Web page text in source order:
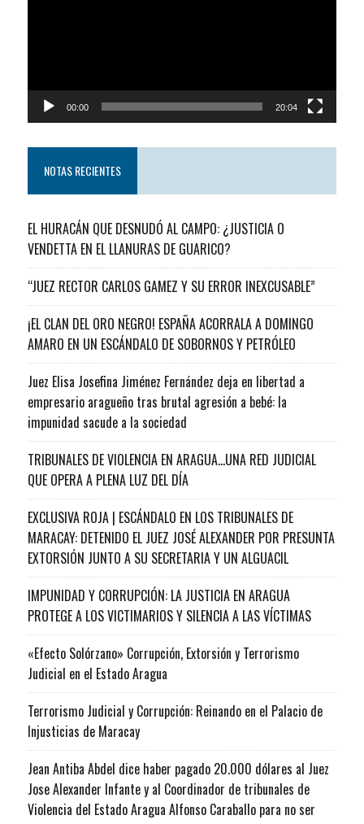
00:00 20:04
NOTAS RECIENTES
EL HURACÁN QUE DESNUDÓ AL CAMPO: ¿JUSTICIA O
VENDETTA EN EL LLANURAS DE GUARICO?
“JUEZ RECTOR CARLOS GAMEZ Y SU ERROR INEXCUSABLE”
¡EL CLAN DEL ORO NEGRO! ESPAÑA ACORRALA A DOMINGO
AMARO EN UN ESCÁNDALO DE SOBORNOS Y PETRÓLEO
Juez Elisa Josefina Jiménez Fernández deja en libertad a
empresario aragueño tras brutal agresión a bebé: la
impunidad sacude a la sociedad
TRIBUNALES DE VIOLENCIA EN ARAGUA…UNA RED JUDICIAL
QUE OPERA A PLENA LUZ DEL DÍA
EXCLUSIVA ROJA | ESCÁNDALO EN LOS TRIBUNALES DE
MARACAY: DETENIDO EL JUEZ JOSÉ ALEXANDER POR PRESUNTA
EXTORSIÓN JUNTO A SU SECRETARIA Y UN ALGUACIL
IMPUNIDAD Y CORRUPCIÓN: LA JUSTICIA EN ARAGUA
PROTEGE A LOS VICTIMARIOS Y SILENCIA A LAS VÍCTIMAS
«Efecto Solórzano» Corrupción, Extorsión y Terrorismo
Judicial en el Estado Aragua
Terrorismo Judicial y Corrupción: Reinando en el Palacio de
Injusticias de Maracay
Jean Antiba Abdel dice haber pagado 20.000 dólares al Juez
Jose Alexander Infante y al Coordinador de tribunales de
Violencia del Estado Aragua Alfonso Caraballo para no ser